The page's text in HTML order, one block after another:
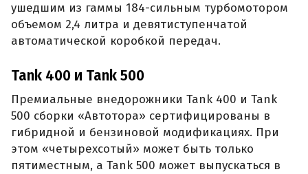
ушедшим из гаммы 184-сильным турбомотором
объемом 2,4 литра и девятиступенчатой
автоматической коробкой передач.
Tank 400 и Tank 500
Премиальные внедорожники Tank 400 и Tank
500 сборки «Автотора» сертифицированы в
гибридной и бензиновой модификациях. При
этом «четырехсотый» может быть только
пятиместным, а Tank 500 может выпускаться в